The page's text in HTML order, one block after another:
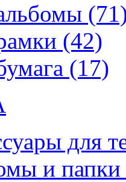
(42)
(17)
для
и папки